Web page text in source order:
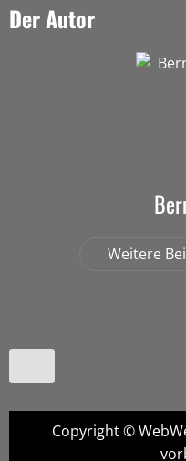
Der Autor
Weitere
Copyright ©